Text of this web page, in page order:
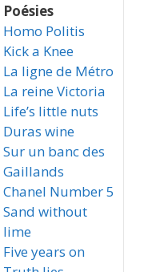
Poésies
Homo Politis
Kick a Knee
La ligne de Métro
La reine Victoria
Life’s little nuts
Duras wine
Sur un banc des
Gaillands
Chanel Number 5
Sand without
lime
Five years on